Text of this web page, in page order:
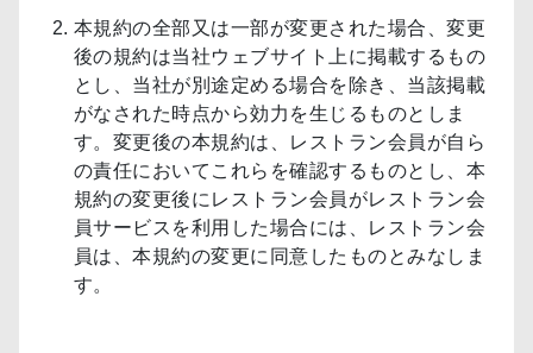
本規約の全部又は一部が変更された場合、変更
後の規約は当社ウェブサイト上に掲載するもの
とし、当社が別途定める場合を除き、当該掲載
がなされた時点から効力を生じるものとしま
す。変更後の本規約は、レストラン会員が自ら
の責任においてこれらを確認するものとし、本
規約の変更後にレストラン会員がレストラン会
員サービスを利用した場合には、レストラン会
員は、本規約の変更に同意したものとみなしま
す。